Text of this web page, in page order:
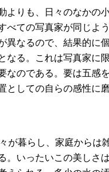
りも、日々のなかの
ての写真家が同じよ
なるので、結果的に
る。これは写真家に
のである。要は五感
しての自らの感性に
が暮らし、家庭からは
いったいこの美しさ